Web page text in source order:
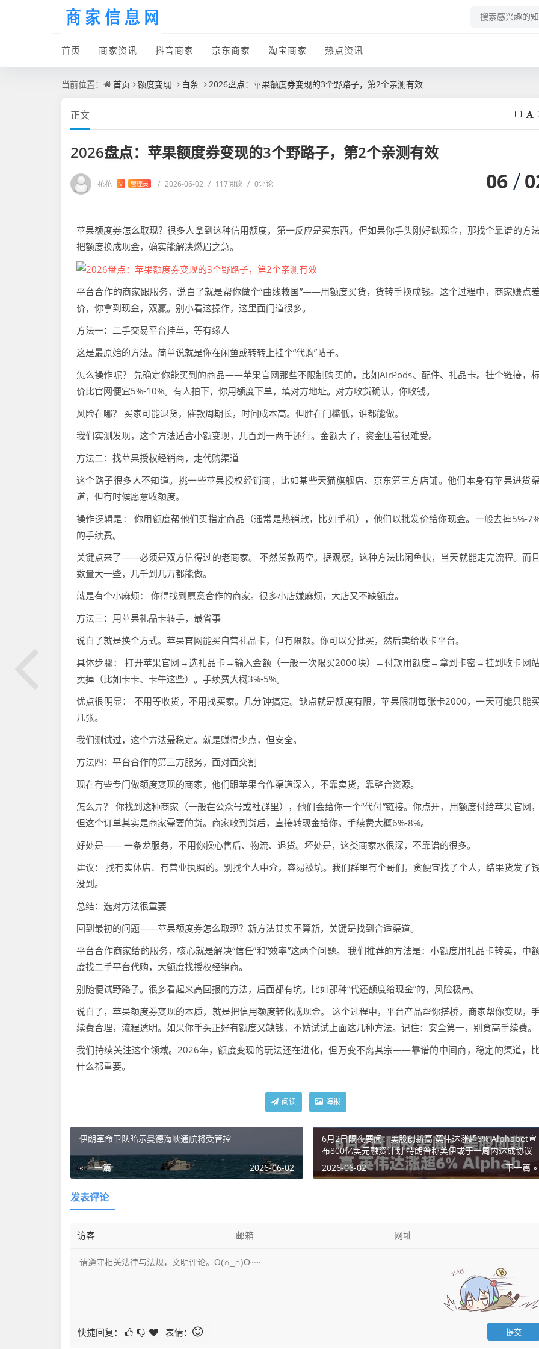
首页 商家资讯 抖音商家 京东商家 淘宝商家 热点资讯
当前位置： 首页 额度变现 白条 2026盘点：苹果额度券变现的3个野路子，第2个亲测有效
正文
2026盘点：苹果额度券变现的3个野路子，第2个亲测有效
花花 V 管理员 / 2026-06-02 / 117阅读 / 0评论 06
苹果额度券怎么取现？很多人拿到这种信用额度，第一反应是买东西。但如果你手头刚好缺现金，那找个靠谱的方法
把额度换成现金，确实能解决燃眉之急。
平台合作的商家跟服务，说白了就是帮你做个“曲线救国”——用额度买货，货转手换成钱。这个过程中，商家赚点差
价，你拿到现金，双赢。别小看这操作，这里面门道很多。
方法一：二手交易平台挂单，等有缘人
这是最原始的方法。简单说就是你在闲鱼或转转上挂个“代购”帖子。
怎么操作呢？ 先确定你能买到的商品——苹果官网那些不限制购买的，比如AirPods、配件、礼品卡。挂个链接，
价比官网便宜5%-10%。有人拍下，你用额度下单，填对方地址。对方收货确认，你收钱。
风险在哪？ 买家可能退货，催款周期长，时间成本高。但胜在门槛低，谁都能做。
我们实测发现，这个方法适合小额变现，几百到一两千还行。金额大了，资金压着很难受。
方法二：找苹果授权经销商，走代购渠道
这个路子很多人不知道。挑一些苹果授权经销商，比如某些天猫旗舰店、京东第三方店铺。他们本身有苹果进货
道，但有时候愿意收额度。
操作逻辑是： 你用额度帮他们买指定商品（通常是热销款，比如手机），他们以批发价给你现金。一般去掉5%-
的手续费。
关键点来了——必须是双方信得过的老商家。 不然货款两空。据观察，这种方法比闲鱼快，当天就能走完流程。而且
数量大一些，几千到几万都能做。
就是有个小麻烦： 你得找到愿意合作的商家。很多小店嫌麻烦，大店又不缺额度。
方法三：用苹果礼品卡转手，最省事
说白了就是换个方式。苹果官网能买自营礼品卡，但有限额。你可以分批买，然后卖给收卡平台。
具体步骤： 打开苹果官网→选礼品卡→输入金额（一般一次限买2000块）→付款用额度→拿到卡密→挂到收卡网
卖掉（比如卡卡、卡牛这些）。手续费大概3%-5%。
优点很明显： 不用等收货，不用找买家。几分钟搞定。缺点就是额度有限，苹果限制每张卡2000，一天可能只能买
几张。
我们测试过，这个方法最稳定。就是赚得少点，但安全。
方法四：平台合作的第三方服务，面对面交割
现在有些专门做额度变现的商家，他们跟苹果合作渠道深入，不靠卖货，靠整合资源。
怎么弄？ 你找到这种商家（一般在公众号或社群里），他们会给你一个“代付”链接。你点开，用额度付给苹果官网，
但这个订单其实是商家需要的货。商家收到货后，直接转现金给你。手续费大概6%-8%。
好处是—— 一条龙服务，不用你操心售后、物流、退货。坏处是，这类商家水很深，不靠谱的很多。
建议： 找有实体店、有营业执照的。别找个人中介，容易被坑。我们群里有个哥们，贪便宜找了个人，结果货发了
没到。
总结：选对方法很重要
回到最初的问题——苹果额度券怎么取现？新方法其实不算新，关键是找到合适渠道。
平台合作商家给的服务，核心就是解决“信任”和“效率”这两个问题。 我们推荐的方法是：小额度用礼品卡转卖，中
度找二手平台代购，大额度找授权经销商。
别随便试野路子。很多看起来高回报的方法，后面都有坑。比如那种“代还额度给现金”的，风险极高。
说白了，苹果额度券变现的本质，就是把信用额度转化成现金。 这个过程中，平台产品帮你搭桥，商家帮你变现，
续费合理，流程透明。如果你手头正好有额度又缺钱，不妨试试上面这几种方法。记住：安全第一，别贪高手续费。
我们持续关注这个领域。2026年，额度变现的玩法还在进化，但万变不离其宗——靠谱的中间商，稳定的渠道，比
什么都重要。
阅读 海报
伊朗革命卫队暗示曼德海峡通航将受管控
« 上一篇 2026-06-02
6月2日隔夜要闻：美股创新高 英伟达涨超6% Alphabet宣
布800亿美元融资计划 特朗普称美伊或于一周内达成协议
下一篇 »
2026-06-02
发表评论
快捷回复： 表情：